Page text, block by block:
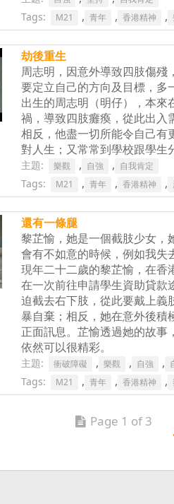
Tags: M21 , 青年 , 香港精神 ,
劫後重生
周志明，因意外導致四肢傷
要定立自己的方向及目標，多
出生的周志明（明仔），本
禍，導致四肢癱瘓，從此出入
相反，他盡一切所能令自己有
對人生；又常常到學校跟學生
主題: 樂觀 , 自強 , 自我肯定
Tags: M21 , 青年 , 香港精神 ,
還有一條腿
黎芷愉，她是一個截肢少女，
會有不如意的時候，例如我失
現年二十二歲的黎芷愉，在香
在一次前往申請學生資助貸款
迫截去右下肢，從此要戴上義
暴自棄；相反，她在意外後積
正面訊息。芷愉透過她的故事
依然可以很精彩。
主題: 衝破障礙 , 樂觀 , 自強 ,
Tags: M21 , 青年 , 香港精神 ,
Page 1 of 3